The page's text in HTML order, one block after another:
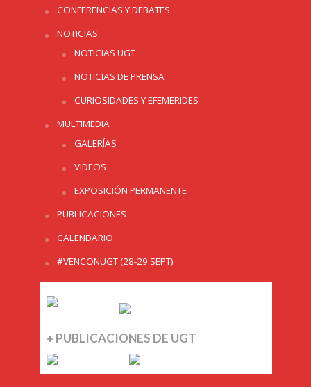
CONFERENCIAS Y DEBATES
NOTICIAS
NOTICIAS UGT
NOTICIAS DE PRENSA
CURIOSIDADES Y EFEMERIDES
MULTIMEDIA
GALERÍAS
VIDEOS
EXPOSICIÓN PERMANENTE
PUBLICACIONES
CALENDARIO
#VENCONUGT (28-29 SEPT)
+ PUBLICACIONES DE UGT